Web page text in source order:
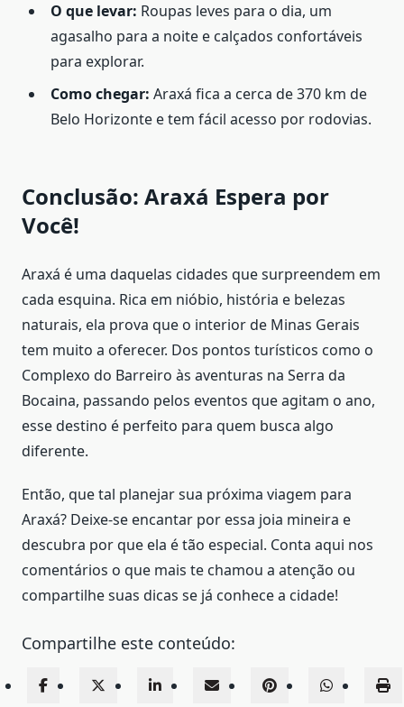
O que levar: Roupas leves para o dia, um
agasalho para a noite e calçados confortáveis
para explorar.
Como chegar: Araxá fica a cerca de 370 km de
Belo Horizonte e tem fácil acesso por rodovias.
Conclusão: Araxá Espera por
Você!
Araxá é uma daquelas cidades que surpreendem em
cada esquina. Rica em nióbio, história e belezas
naturais, ela prova que o interior de Minas Gerais
tem muito a oferecer. Dos pontos turísticos como o
Complexo do Barreiro às aventuras na Serra da
Bocaina, passando pelos eventos que agitam o ano,
esse destino é perfeito para quem busca algo
diferente.
Então, que tal planejar sua próxima viagem para
Araxá? Deixe-se encantar por essa joia mineira e
descubra por que ela é tão especial. Conta aqui nos
comentários o que mais te chamou a atenção ou
compartilhe suas dicas se já conhece a cidade!
Compartilhe este conteúdo: